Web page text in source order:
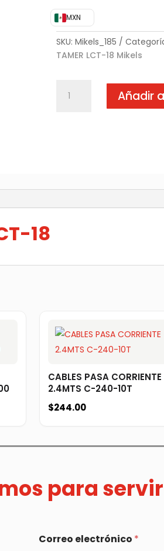
MXN
SKU: Mikels_185
TAMER LCT-18 Mikels
Añadir
18
CABLES PASA CORRIENTE
2.4MTS C-240-10T
$244.00
para
Correo electrónico *